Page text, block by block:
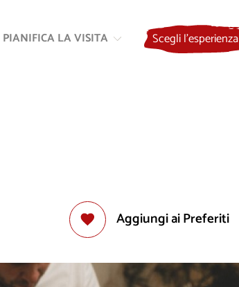
alla
PIANIFICA LA VISITA Scegli l'esperienza
Aggiungi ai Preferiti